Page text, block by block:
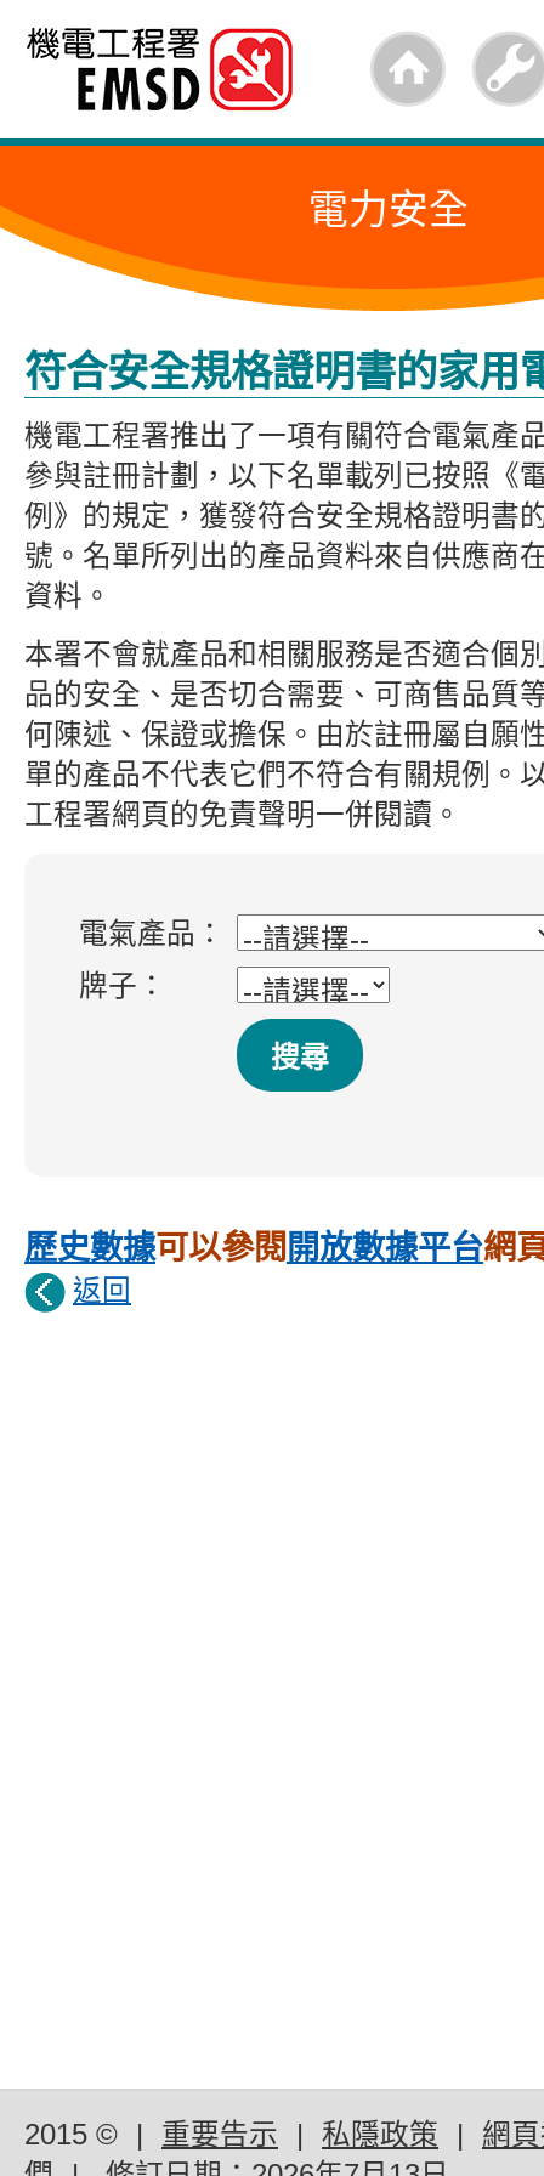
跳
內
的
始
電力安全
符合安全規格證明書的家用
機電工程署推出了一項有關符合電氣產
參與註冊計劃，以下名單載列已按照《
例》的規定，獲發符合安全規格證明書
號。名單所列出的產品資料來自供應商
資料。
本署不會就產品和相關服務是否適合個
品的安全、是否切合需要、可商售品質
何陳述、保證或擔保。由於註冊屬自願
單的產品不代表它們不符合有關規例。
工程署網頁的免責聲明一併閱讀。
電氣產品：
牌子：
歷史數據可以參閱 開放數據平台網
返回
2015 © | 重要告示 | 私隱政策 |
網